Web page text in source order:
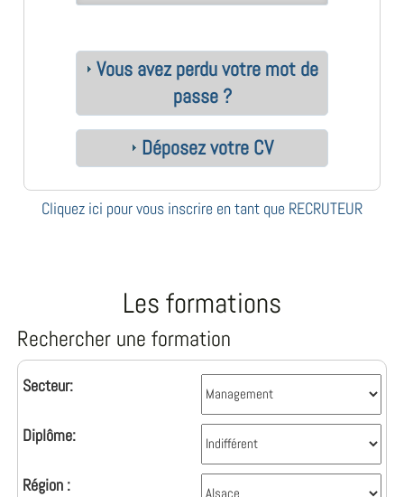
Vous avez perdu votre mot de
passe ?
Déposez votre CV
Cliquez ici pour vous inscrire en tant que RECRUTEUR
Les formations
Rechercher une formation
Secteur:
Diplôme:
Région :